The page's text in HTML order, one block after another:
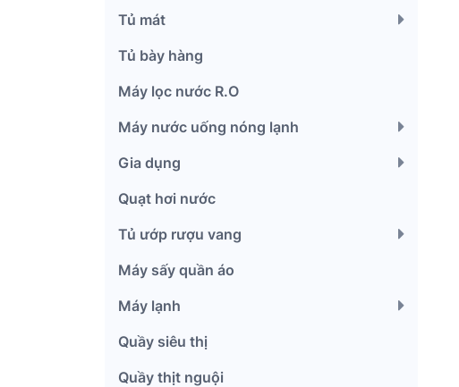
Tủ mát
Tủ bày hàng
Máy lọc nước R.O
Máy nước uống nóng lạnh
Gia dụng
Quạt hơi nước
Tủ ướp rượu vang
Máy sấy quần áo
Máy lạnh
Quầy siêu thị
Quầy thịt nguội